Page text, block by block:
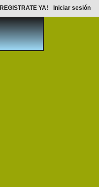
REGISTRATE YA! Iniciar sesión